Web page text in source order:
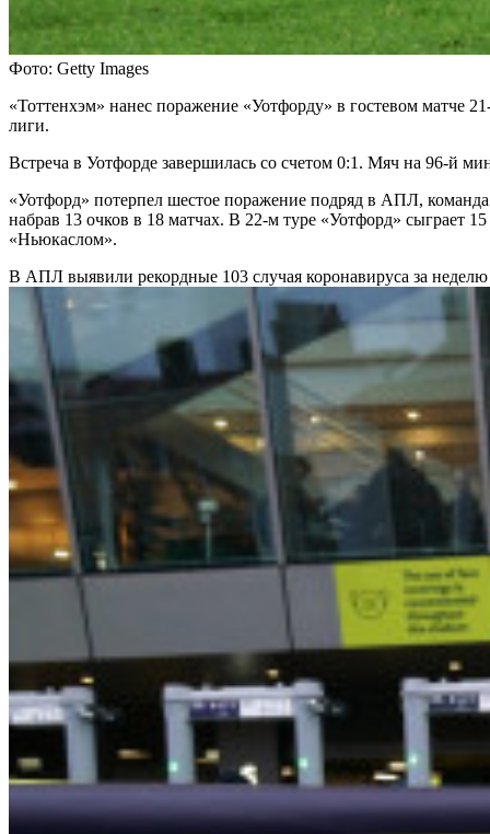
Фото: Getty Images
«Тоттенхэм» нанес поражение «Уотфорду» в гостевом матче
лиги.
Встреча в Уотфорде завершилась со счетом 0:1. Мяч на 96-й
«Уотфорд» потерпел шестое поражение подряд в АПЛ, команда
набрав 13 очков в 18 матчах. В 22-м туре «Уотфорд» сыграет 15
«Ньюкаслом».
В АПЛ выявили рекордные 103 случая коронавируса за